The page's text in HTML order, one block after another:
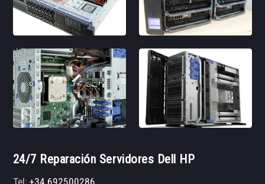
24/7 Reparación Servidores Dell HP
Tel:+34 692500286